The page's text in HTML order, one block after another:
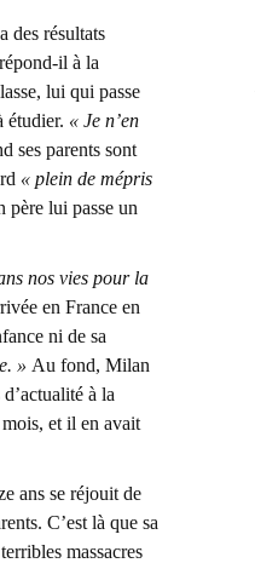
des résultats
il à la
lui qui passe
étudier. « Je n’en
ses parents sont
« plein de mépris
père lui passe un
nos vies pour la
en France en
ni de sa
» Au fond, Milan
à la
et il en avait
ans se réjouit de
C’est là que sa
massacres